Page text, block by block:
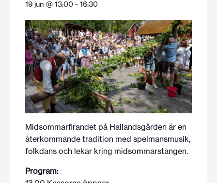
19 jun @ 13:00 - 16:30
Midsommarfirandet på Hallandsgården är en
återkommande tradition med spelmansmusik,
folkdans och lekar kring midsommarstången.
Program: